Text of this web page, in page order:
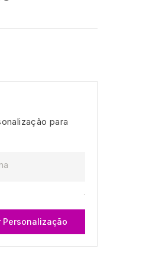
para
.
Personalização